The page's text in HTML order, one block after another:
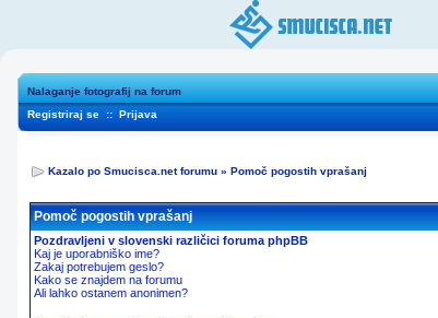
Nalaganje fotografij na forum
Registriraj se :: Prijava
Kazalo po Smucisca.net forumu » Pomoč pogostih vprašanj
Pomoč pogostih vprašanj
Pozdravljeni v slovenski različici foruma phpBB
Kaj je uporabniško ime?
Zakaj potrebujem geslo?
Kako se znajdem na forumu
Ali lahko ostanem anonimen?